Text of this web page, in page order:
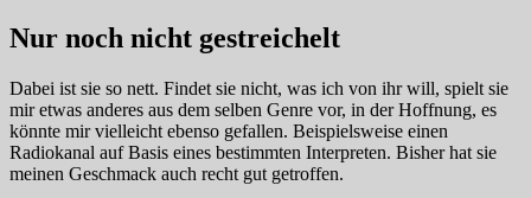
Nur noch nicht gestreichelt
Dabei ist sie so nett. Findet sie nicht, was ich von ihr will, spielt sie
mir etwas anderes aus dem selben Genre vor, in der Hoffnung, es
könnte mir vielleicht ebenso gefallen. Beispielsweise einen
Radiokanal auf Basis eines bestimmten Interpreten. Bisher hat sie
meinen Geschmack auch recht gut getroffen.